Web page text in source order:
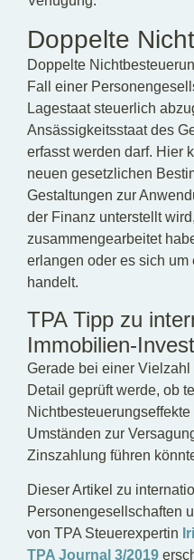
Doppelte
Doppelte
Fall einer
Lagestaat steuerlich
Ansässigkeitsstaat des
erfasst werden darf. Hier
neuen gesetzlichen
Gestaltungen zur
der Finanz unterstellt
zusammengearbeitet
erlangen oder es sich um
handelt.
TPA Tipp zu
Immobilien-
Gerade bei einer
Detail geprüft werde, ob
Umständen zur
Zinszahlung führen
Dieser Artikel zu
Personengesellschaften
von TPA Steuerexpertin
TPA Journal 3/2019